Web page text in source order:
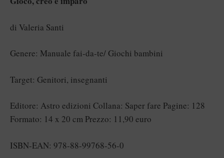
di Valeria Santi
Genere: Manuale fai-da-te/ Giochi bambini
Target: Genitori, insegnanti
Editore: Astro edizioni Collana: Saper fare Pagine: 128
Formato: 14 x 20 cm Prezzo: 11,90 euro
ISBN-EAN: 978-88-99768-56-0